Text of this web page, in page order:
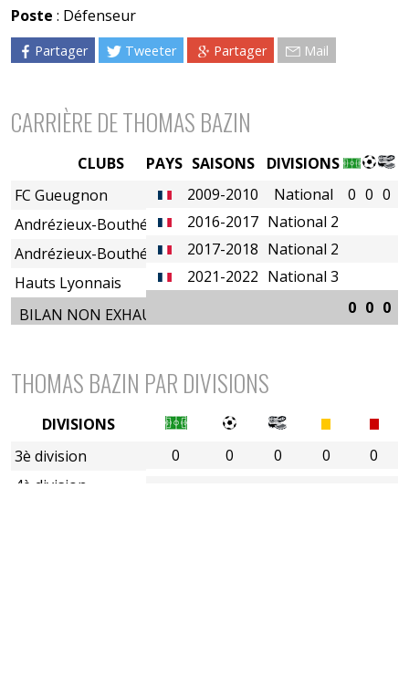
Poste : Défenseur
Partager Tweeter Partager Mail
CARRIÈRE DE THOMAS BAZIN
PAYS SAISONS
DIVISIONS
2009-2010
National 0 0 0
2016-2017 National 2
2017-2018 National 2
2021-2022 National 3
0 0 0
CLUBS
FC Gueugnon
Andrézieux-Bouthéon FC
Andrézieux-Bouthéon FC
Hauts Lyonnais
BILAN NON EXHAUSTIF
THOMAS BAZIN PAR DIVISIONS
0 0 0 0 0
DIVISIONS
3è division
4è division